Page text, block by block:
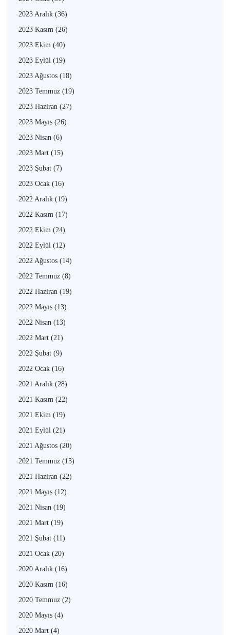
2023 Aralık (36)
2023 Kasım (26)
2023 Ekim (40)
2023 Eylül (19)
2023 Ağustos (18)
2023 Temmuz (19)
2023 Haziran (27)
2023 Mayıs (26)
2023 Nisan (6)
2023 Mart (15)
2023 Şubat (7)
2023 Ocak (16)
2022 Aralık (19)
2022 Kasım (17)
2022 Ekim (24)
2022 Eylül (12)
2022 Ağustos (14)
2022 Temmuz (8)
2022 Haziran (19)
2022 Mayıs (13)
2022 Nisan (13)
2022 Mart (21)
2022 Şubat (9)
2022 Ocak (16)
2021 Aralık (28)
2021 Kasım (22)
2021 Ekim (19)
2021 Eylül (21)
2021 Ağustos (20)
2021 Temmuz (13)
2021 Haziran (22)
2021 Mayıs (12)
2021 Nisan (19)
2021 Mart (19)
2021 Şubat (11)
2021 Ocak (20)
2020 Aralık (16)
2020 Kasım (16)
2020 Temmuz (2)
2020 Mayıs (4)
2020 Mart (4)